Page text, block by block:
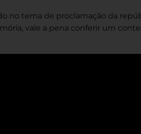
no tema de proclamação da
vale a pena conferir um